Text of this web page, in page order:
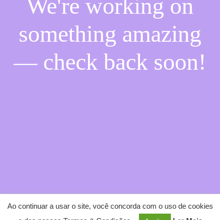
We're working on
something amazing
— check back soon!
Ao continuar a usar o site, você concorda com o uso de cookies